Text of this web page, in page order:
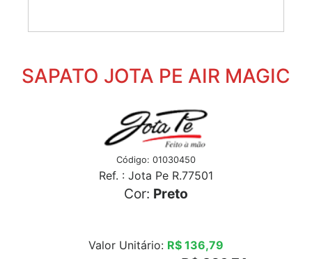
SAPATO JOTA PE AIR MAGIC
Código: 01030450
Ref. : Jota Pe R.77501
Cor: Preto
Valor Unitário: R$ 136,79